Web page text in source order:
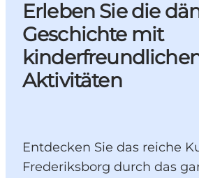
Geschmack
Unterkünfte
Städte
Reiseplanung
Erleben Sie die
Geschichte mit
Aktivitäten
Entdecken Sie das reiche
Frederiksborg durch das